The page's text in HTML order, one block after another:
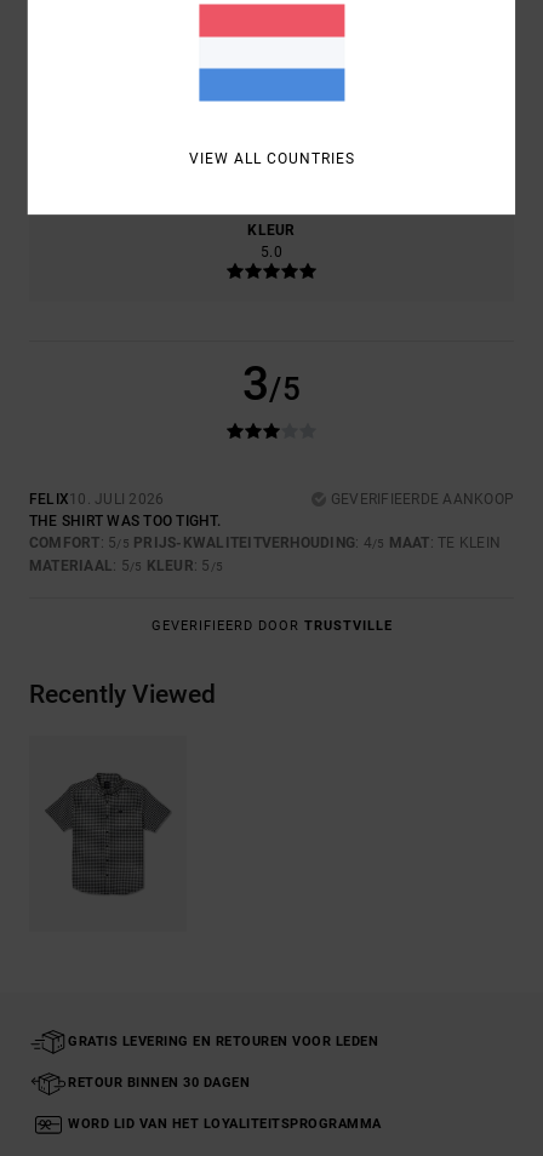
TE GROOT
KLEUR
5.0
3/5
FELIX10. JULI 2026
GEVERIFIEERDE AANKOOP
THE SHIRT WAS TOO TIGHT.
COMFORT: 5/5 PRIJS-KWALITEITVERHOUDING: 4/5 MAAT: TE KLEIN
MATERIAAL: 5/5 KLEUR: 5 /5
GEVERIFIEERD DOOR TRUSTVILLE
Recently Viewed
GRATIS LEVERING EN RETOUREN VOOR LEDEN
RETOUR BINNEN 30 DAGEN
WORD LID VAN HET LOYALITEITSPROGRAMMA
VIEW ALL COUNTRIES